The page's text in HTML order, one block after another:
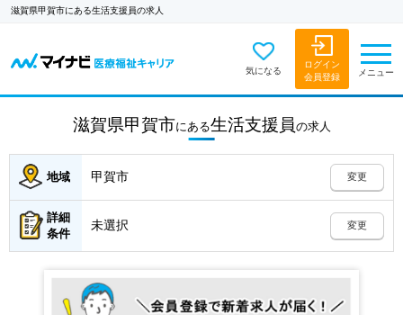
滋賀県甲賀市にある生活支援員の求人
気になる
ログイン
会員登録
メニュー
滋賀県甲賀市にある生活支援員の求人
地域 甲賀市 変更
詳細
条件
未選択 変更